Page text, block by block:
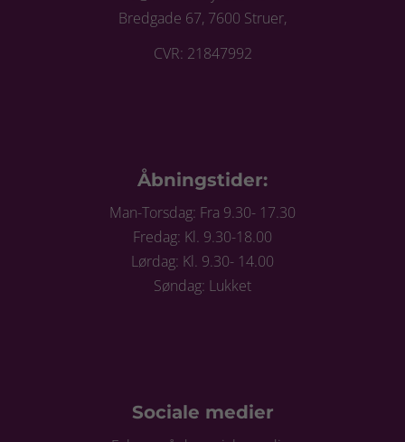
Bredgade 67, 7600 Struer,
CVR: 21847992
Åbningstider:
Man-Torsdag: Fra 9.30- 17.30
Fredag: Kl. 9.30-18.00
Lørdag: Kl. 9.30- 14.00
Søndag: Lukket
Sociale medier